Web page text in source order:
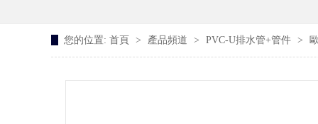
您的位置: 首頁 > 產品頻道 > PVC-U排水管+管件 >